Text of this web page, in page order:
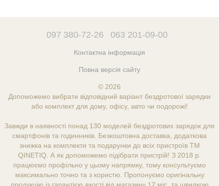
097 380-72-26 063 201-09-00
Контактна інформація
Повна версія сайту
© 2026
Допоможемо вибрати відповідний варіант бездротової зарядки
або комплект для дому, офісу, авто чи подорожі!
Завжди в наявності понад 130 моделей бездротових зарядок для
смартфонів та годинників. Безкоштовна доставка, додаткова
знижка на комплекти та подарунки до всіх пристроїв ТМ
QINETIQ. А як допоможемо підібрати пристрій! З 2018 р.
працюємо профільно у цьому напрямку, тому консультуємо
максимально точно та з користю. Пропонуємо оригінальну